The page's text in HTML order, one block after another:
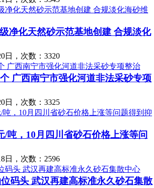
净化天然砂示范基地创建 合规淡化
日，次数：3320
广西南宁市强化河道非法采砂专项
日，次数：3325
/吨，10月四川省砂石价格上涨等问
日，次数：2596
码头 武汉再建高标准永久砂石集散